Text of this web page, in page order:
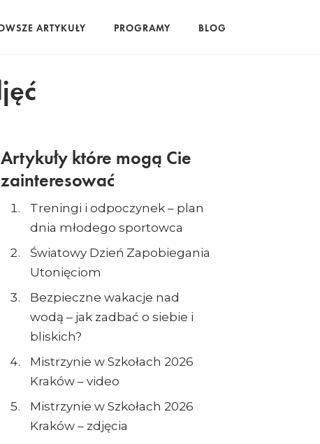
ARTYKUŁY PROGRAMY BLOG
Artykuły które mogą Cie
zainteresować
Treningi i odpoczynek – plan
dnia młodego sportowca
Światowy Dzień Zapobiegania
Utonięciom
Bezpieczne wakacje nad
wodą – jak zadbać o siebie i
bliskich?
Mistrzynie w Szkołach 2026
Kraków – video
Mistrzynie w Szkołach 2026
Kraków – zdjęcia